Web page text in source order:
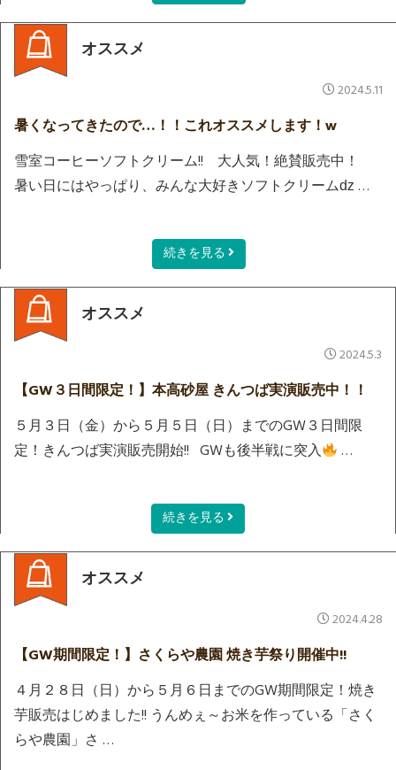
オススメ
2024.5.11
暑くなってきたので…！！これオススメします！w
雪室コーヒーソフトクリーム!! 大人気！絶賛販売中！
暑い日にはやっぱり、みんな大好きソフトクリームǳ …
続きを見る
オススメ
2024.5.3
【GW３日間限定！】本高砂屋 きんつば実演販売中！！
５月３日（金）から５月５日（日）までのGW３日間限
定！きんつば実演販売開始!! GWも後半戦に突入
…
続きを見る
オススメ
2024.4.28
【GW期間限定！】さくらや農園 焼き芋祭り開催中!!
４月２８日（日）から５月６日までのGW期間限定！焼き
芋販売はじめました!! うんめぇ～お米を作っている「さく
らや農園」さ …